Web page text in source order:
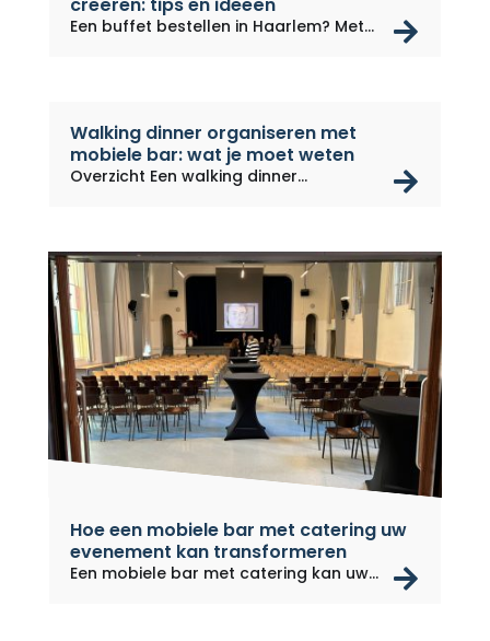
creëren: tips en ideeën
Een buffet bestellen in Haarlem? Met...
Walking dinner organiseren met
mobiele bar: wat je moet weten
Overzicht Een walking dinner...
Hoe een mobiele bar met catering uw
evenement kan transformeren
Een mobiele bar met catering kan uw...